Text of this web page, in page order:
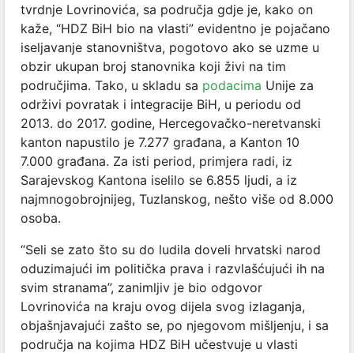
tvrdnje Lovrinovića, sa područja gdje je, kako on
kaže, “HDZ BiH bio na vlasti” evidentno je pojačano
iseljavanje stanovništva, pogotovo ako se uzme u
obzir ukupan broj stanovnika koji živi na tim
područjima. Tako, u skladu sa podacima Unije za
održivi povratak i integracije BiH, u periodu od
2013. do 2017. godine, Hercegovačko-neretvanski
kanton napustilo je 7.277 građana, a Kanton 10
7.000 građana. Za isti period, primjera radi, iz
Sarajevskog Kantona iselilo se 6.855 ljudi, a iz
najmnogobrojnijeg, Tuzlanskog, nešto više od 8.000
osoba.
“Seli se zato što su do ludila doveli hrvatski narod
oduzimajući im politička prava i razvlašćujući ih na
svim stranama”, zanimljiv je bio odgovor
Lovrinovića na kraju ovog dijela svog izlaganja,
objašnjavajući zašto se, po njegovom mišljenju, i sa
područja na kojima HDZ BiH učestvuje u vlasti